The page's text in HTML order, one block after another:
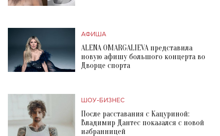
АФИША
ALENA OMARGALIEVA представила
новую афишу большого концерта во
Дворце спорта
ШОУ-БИЗНЕС
После расставания с Кацуриной:
Владимир Дантес показался с новой
избранницей